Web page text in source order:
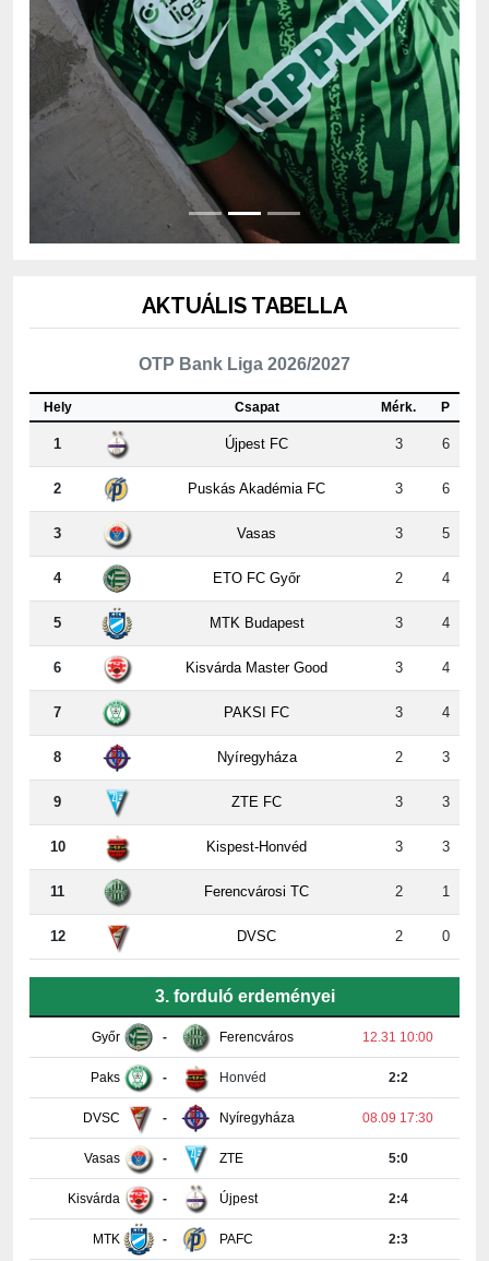
AKTUÁLIS TABELLA
OTP Bank Liga 2026/2027
Hely Csapat Mérk. P
1 Újpest FC 3 6
2 Puskás Akadémia FC 3 6
3 Vasas 3 5
4 ETO FC Győr 2 4
5 MTK Budapest 3 4
6 Kisvárda Master Good 3 4
7 PAKSI FC 3 4
8 Nyíregyháza 2 3
9 ZTE FC 3 3
10 Kispest-Honvéd 3 3
11 Ferencvárosi TC 2 1
12 DVSC 2 0
3. forduló erdeményei
Győr - Ferencváros 12.31 10:00
Paks - Honvéd 2:2
DVSC - Nyíregyháza 08.09 17:30
Vasas - ZTE 5:0
Kisvárda - Újpest 2:4
MTK - PAFC 2:3